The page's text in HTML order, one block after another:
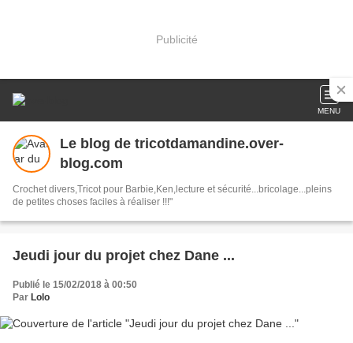
Publicité
MENU
Le blog de tricotdamandine.over-
blog.com
Crochet divers,Tricot pour Barbie,Ken,lecture et sécurité...bricolage...pleins
de petites choses faciles à réaliser !!!"
Jeudi jour du projet chez Dane ...
Publié le 15/02/2018 à 00:50
Par Lolo